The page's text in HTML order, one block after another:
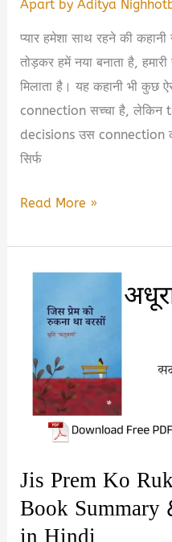
Apart by Aditya
प्यार हमेशा साथ रहने की
तोड़कर हमें नया बनाता है,
मिलाता है। यह कहानी भी कुछ
connection सच्चा है, लेकिन
decisions उस connection
सिर्फ
Until
Sets
Us
Nighhotb
Book
Summary
Download
in
Read More »
Jis Prem Ko
Book